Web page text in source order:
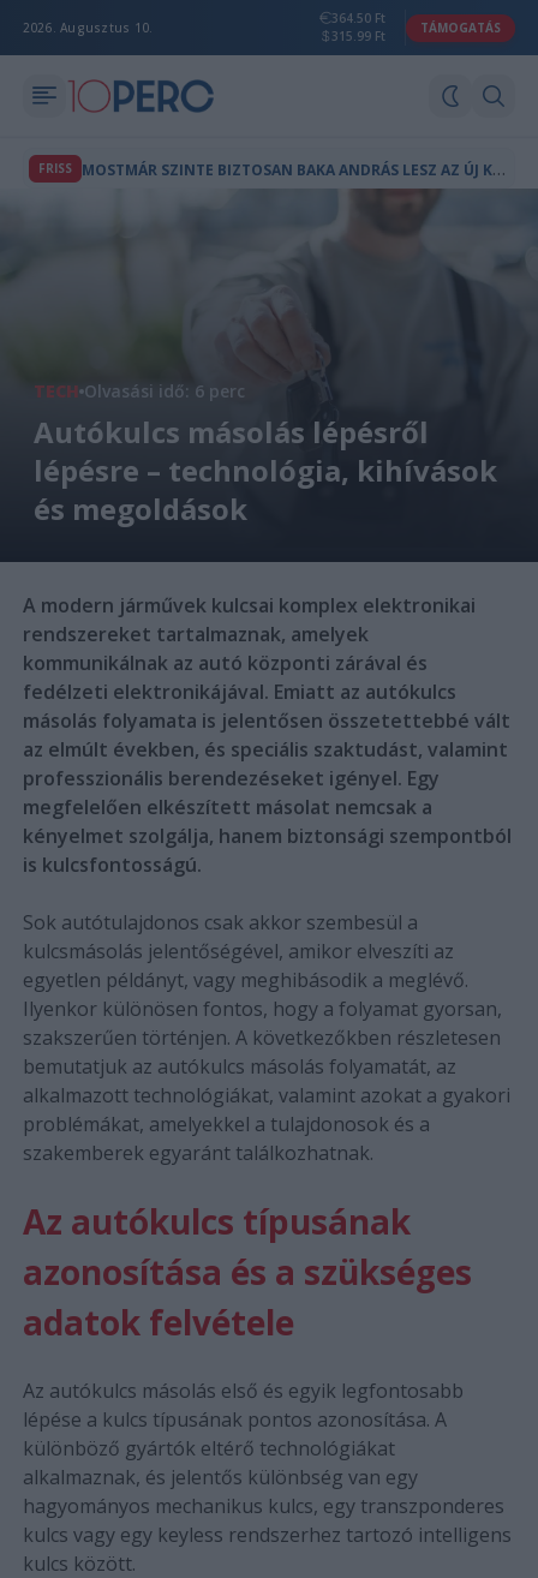
2026. Augusztus 10.
364.50 Ft
315.99 Ft
TÁMOGATÁS
FRISS M
OSTMÁR SZINTE BIZTOSAN BAKA ANDRÁS LESZ AZ ÚJ KÖZTÁRSASÁGI ELNÖK
TECH Olvasási idő: 6 perc
Autókulcs másolás lépésről
lépésre – technológia, kihívások
és megoldások
A modern járművek kulcsai komplex elektronikai
rendszereket tartalmaznak, amelyek
kommunikálnak az autó központi zárával és
fedélzeti elektronikájával. Emiatt az autókulcs
másolás folyamata is jelentősen összetettebbé vált
az elmúlt években, és speciális szaktudást, valamint
professzionális berendezéseket igényel. Egy
megfelelően elkészített másolat nemcsak a
kényelmet szolgálja, hanem biztonsági szempontból
is kulcsfontosságú.
Sok autótulajdonos csak akkor szembesül a
kulcsmásolás jelentőségével, amikor elveszíti az
egyetlen példányt, vagy meghibásodik a meglévő.
Ilyenkor különösen fontos, hogy a folyamat gyorsan,
szakszerűen történjen. A következőkben részletesen
bemutatjuk az autókulcs másolás folyamatát, az
alkalmazott technológiákat, valamint azokat a gyakori
problémákat, amelyekkel a tulajdonosok és a
szakemberek egyaránt találkozhatnak.
Az autókulcs típusának
azonosítása és a szükséges
adatok felvétele
Az autókulcs másolás első és egyik legfontosabb
lépése a kulcs típusának pontos azonosítása. A
különböző gyártók eltérő technológiákat
alkalmaznak, és jelentős különbség van egy
hagyományos mechanikus kulcs, egy transzponderes
kulcs vagy egy keyless rendszerhez tartozó intelligens
kulcs között.